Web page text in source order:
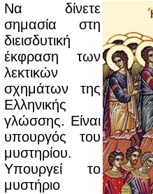
Να δίνετε
σημασία στη
διεισδυτική
έκφραση των
λεκτικών
σχημάτων της
Ελληνικής
γλώσσης. Είναι
υπουργός του
μυστηρίου.
Υπουργεί το
μυστήριο